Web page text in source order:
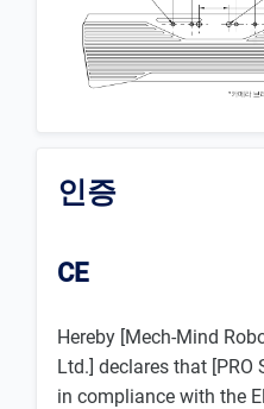
인증
CE
Hereby [Mech-Mind
Ltd.] declares that [PRO
in compliance with the